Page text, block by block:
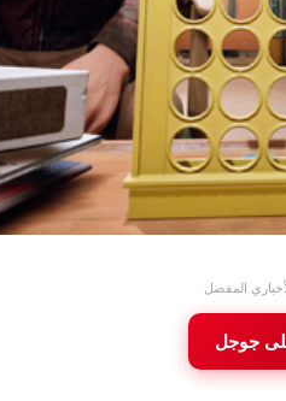
المفضل
جوجل